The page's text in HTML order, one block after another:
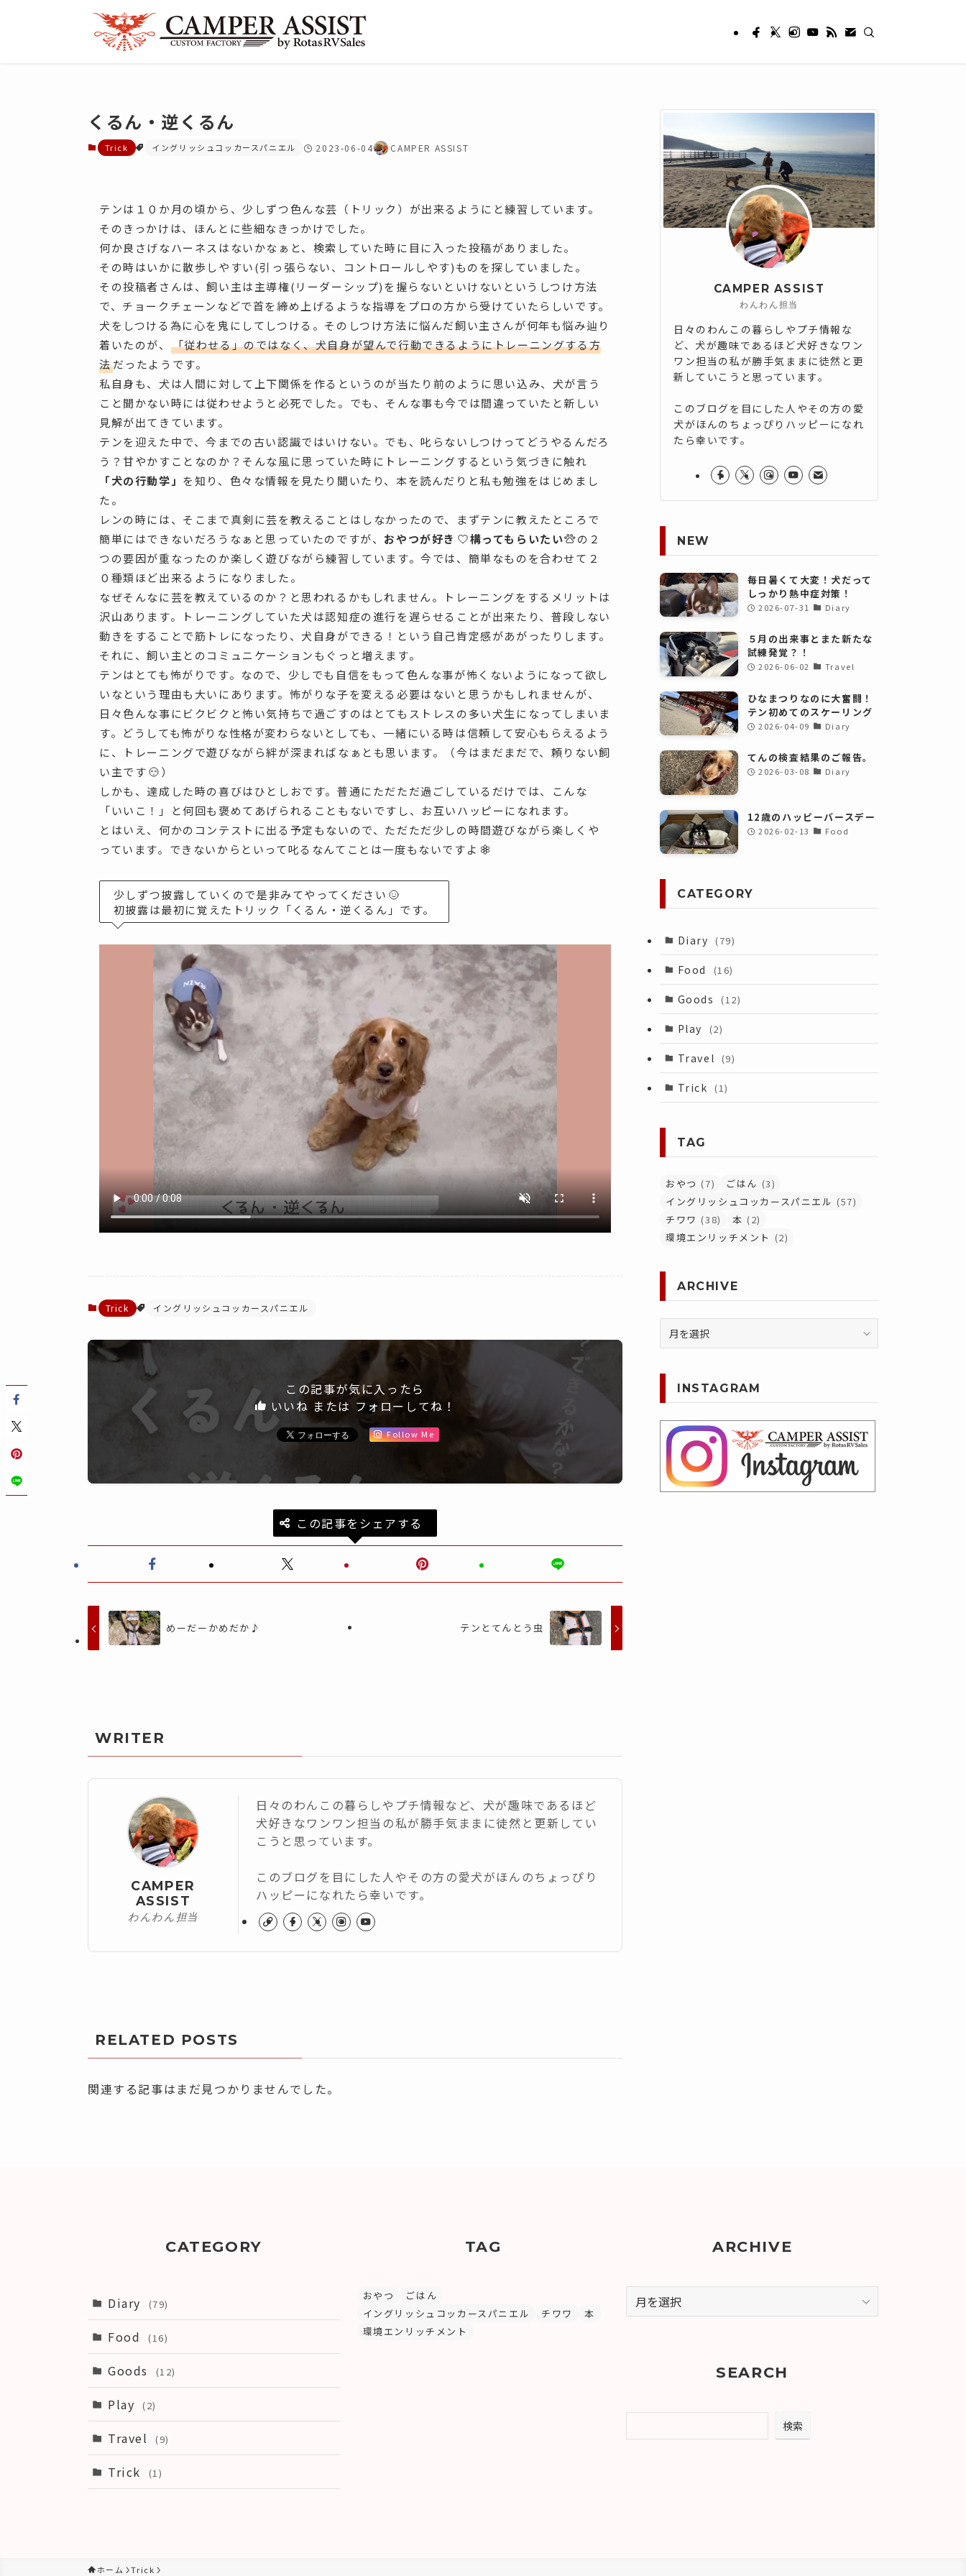
くるん・逆くるん
Trick イングリッシュコッカースパニエル 2023-06-04 CAMPER ASSIST
テンは１０か月の頃から、少しずつ色んな芸（トリック）が出来るようにと練習しています。
そのきっかけは、ほんとに些細なきっかけでした。
何か良さげなハーネスはないかなぁと、検索していた時に目に入った投稿がありました。
その時はいかに散歩しやすい(引っ張らない、コントロールしやす)ものを探していました。
その投稿者さんは、飼い主は主導権(リーダーシップ)を握らないといけないというしつけ方法
で、チョークチェーンなどで首を締め上げるような指導をプロの方から受けていたらしいです。
犬をしつける為に心を鬼にしてしつける。そのしつけ方法に悩んだ飼い主さんが何年も悩み辿り
着いたのが、 「従わせる」のではなく、犬自身が望んで行動できるようにトレーニングする方
法だったようです。
私自身も、犬は人間に対して上下関係を作るというのが当たり前のように思い込み、犬が言う
こと聞かない時には従わせようと必死でした。でも、そんな事も今では間違っていたと新しい
見解が出てきています。
テンを迎えた中で、今までの古い認識ではいけない。でも、叱らないしつけってどうやるんだろ
う？甘やかすことなのか？そんな風に思っていた時にトレーニングするという気づきに触れ
「犬の行動学」 を知り、色々な情報を見たり聞いたり、本を読んだりと私も勉強をはじめまし
た。
レンの時には、そこまで真剣に芸を教えることはしなかったので、まずテンに教えたところで
簡単にはできないだろうなぁと思っていたのですが、 おやつが好き 構ってもらいたい
の２
つの要因が重なったのか楽しく遊びながら練習しています。今では、簡単なものを合わせて２
０種類ほど出来るようになりました。
なぜそんなに芸を教えているのか？と思われるかもしれません。トレーニングをするメリットは
沢山あります。トレーニングしていた犬は認知症の進行を遅らせることが出来たり、普段しない
動きをすることで筋トレになったり、犬自身ができる！という自己肯定感があがったりします。
それに、飼い主とのコミュニケーションもぐっと増えます。
テンはとても怖がりです。なので、少しでも自信をもって色んな事が怖くないようになって欲し
いなという理由も大いにあります。怖がりな子を変える必要はないと思うかもしれませんが、
日々色んな事にビクビクと怖い気持ちで過ごすのはとてもストレスの多い犬生になってしまいま
す。どうしても怖がりな性格が変わらないとしても、一緒にいる時は信頼して安心もらえるよう
に、トレーニングで遊びながら絆が深まればなぁとも思います。（今はまだまだで、頼りない飼
い主です
）
しかも、達成した時の喜びはひとしおです。普通にただただ過ごしているだけでは、こんな
「いいこ！」と何回も褒めてあげられることもないですし、お互いハッピーになれます。
とはいえ、何かのコンテストに出る予定もないので、ただただ少しの時間遊びながら楽しくや
っています。できないからといって叱るなんてことは一度もないですよ
少しずつ披露していくので是非みてやってください
初披露は最初に覚えたトリック「くるん・逆くるん」です。
Trick イングリッシュコッカースパニエル
この記事が気に入ったら
いいね または フォローしてね！
Follow Me
この記事をシェアする
めーだーかめだか♪ テンとてんとう虫
WRITER
CAMPER
ASSIST
わんわん担当
日々のわんこの暮らしやプチ情報など、犬が趣味であるほど
犬好きなワンワン担当の私が勝手気ままに徒然と更新してい
こうと思っています。
このブログを目にした人やその方の愛犬がほんのちょっぴり
ハッピーになれたら幸いです。
RELATED POSTS
関連する記事はまだ見つかりませんでした。
CAMPER ASSIST
わんわん担当
日々のわんこの暮らしやプチ情報な
ど、犬が趣味であるほど犬好きなワン
ワン担当の私が勝手気ままに徒然と更
新していこうと思っています。
このブログを目にした人やその方の愛
犬がほんのちょっぴりハッピーになれ
たら幸いです。
NEW
毎日暑くて大変！犬だって
しっかり熱中症対策！
2026-07-31 Diary
５月の出来事とまた新たな
試練発覚？！
2026-06-02 Travel
ひなまつりなのに大奮闘！
テン初めてのスケーリング
2026-04-09 Diary
てんの検査結果のご報告。
2026-03-08 Diary
12歳のハッピーバースデー
2026-02-13 Food
CATEGORY
Diary (79)
Food (16)
Goods (12)
Play (2)
Travel (9)
Trick (1)
TAG
おやつ (7) ごはん (3)
イングリッシュコッカースパニエル (57)
チワワ (38) 本 (2)
環境エンリッチメント (2)
ARCHIVE
ARCHIVE
INSTAGRAM
CATEGORY
Diary (79)
Food (16)
Goods (12)
Play (2)
Travel (9)
Trick (1)
TAG
おやつ
ごはん
イングリッシュコッカースパニエル
チワワ
本
環境エンリッチメント
ARCHIVE
ア
ー
SEARCH
検索
ホーム Trick